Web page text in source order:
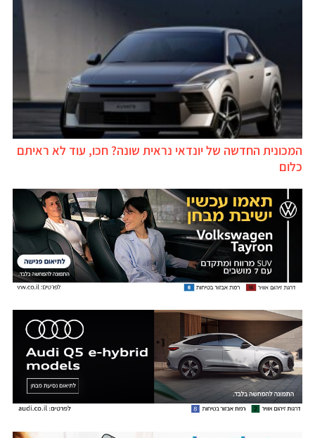
המכונית החדשה של יונדאי נראית שונה? חכו, עוד לא ראיתם
כלום